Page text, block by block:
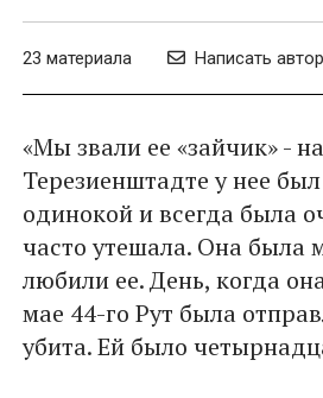
23 материала Написать
«Мы звали ее «зайчик» -
Терезиенштадте у нее
одинокой и всегда была
часто утешала. Она была
любили ее. День, когда
мае 44-го Рут была
убита. Ей было